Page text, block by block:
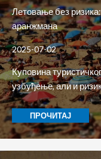
Летовање без
аранжмана
2025-07-02
Куповина
узбуђење, али и
ПРОЧИТАЈ